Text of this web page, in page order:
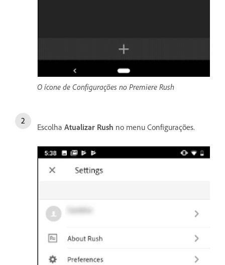
O ícone de Configurações no Premiere Rush
Escolha Atualizar Rush no menu Configurações.